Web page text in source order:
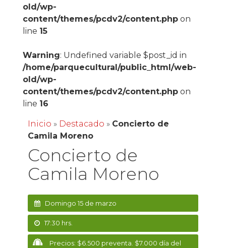
old/wp-
content/themes/pcdv2/content.phpon
line 15
Warning: Undefined variable $post_id in
/home/parquecultural/public_html/web-
old/wp-
content/themes/pcdv2/content.phpon
line 16
Inicio » Destacado » Concierto de
Camila Moreno
Concierto de
Camila Moreno
Domingo 15 de marzo
17:30 hrs.
Precios: $6.500 preventa. $7.000 día del